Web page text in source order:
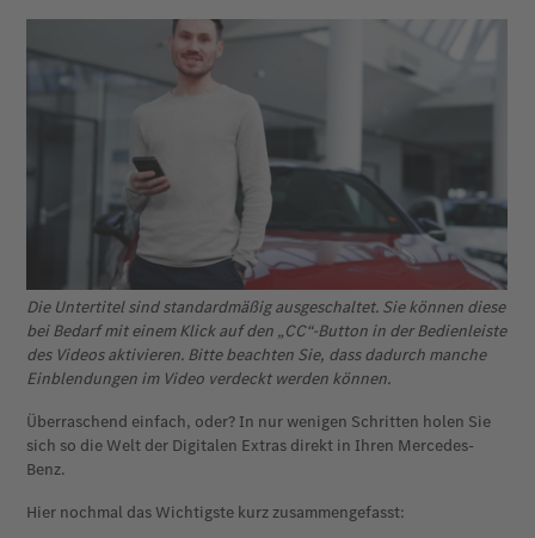
Die Untertitel sind standardmäßig ausgeschaltet. Sie können diese
bei Bedarf mit einem Klick auf den „CC“-Button in der Bedienleiste
des Videos aktivieren. Bitte beachten Sie, dass dadurch manche
Einblendungen im Video verdeckt werden können.
Überraschend einfach, oder? In nur wenigen Schritten holen Sie
sich so die Welt der Digitalen Extras direkt in Ihren Mercedes-
Benz.
Hier nochmal das Wichtigste kurz zusammengefasst: